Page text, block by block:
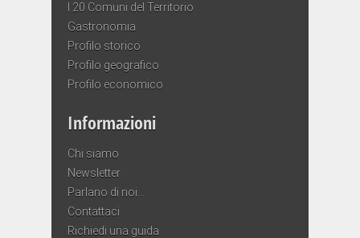
I 20 Comuni del Territorio
Gastronomia
Profilo storico
Profilo geografico
Profilo economico
Informazioni
Chi siamo
Newsletter
Parlano di noi…
Contattaci
Richiedi una guida